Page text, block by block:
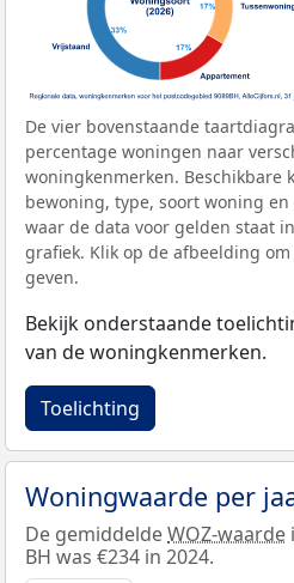
De vier bovenstaande
percentage woningen naar
woningkenmerken. Beschikbare
bewoning, type, soort woning
waar de data voor gelden staat
grafiek. Klik op de afbeelding
geven.
Bekijk onderstaande
van de woningkenmerken.
Toelichting
Woningwaarde per
De gemiddeldeWOZ-waarde
BH was €234 in 2024.